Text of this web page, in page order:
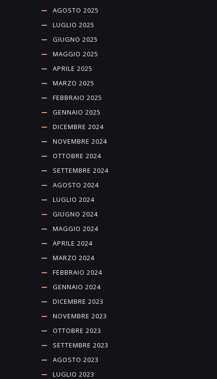
AGOSTO 2025
LUGLIO 2025
GIUGNO 2025
MAGGIO 2025
APRILE 2025
MARZO 2025
FEBBRAIO 2025
GENNAIO 2025
DICEMBRE 2024
NOVEMBRE 2024
OTTOBRE 2024
SETTEMBRE 2024
AGOSTO 2024
LUGLIO 2024
GIUGNO 2024
MAGGIO 2024
APRILE 2024
MARZO 2024
FEBBRAIO 2024
GENNAIO 2024
DICEMBRE 2023
NOVEMBRE 2023
OTTOBRE 2023
SETTEMBRE 2023
AGOSTO 2023
LUGLIO 2023